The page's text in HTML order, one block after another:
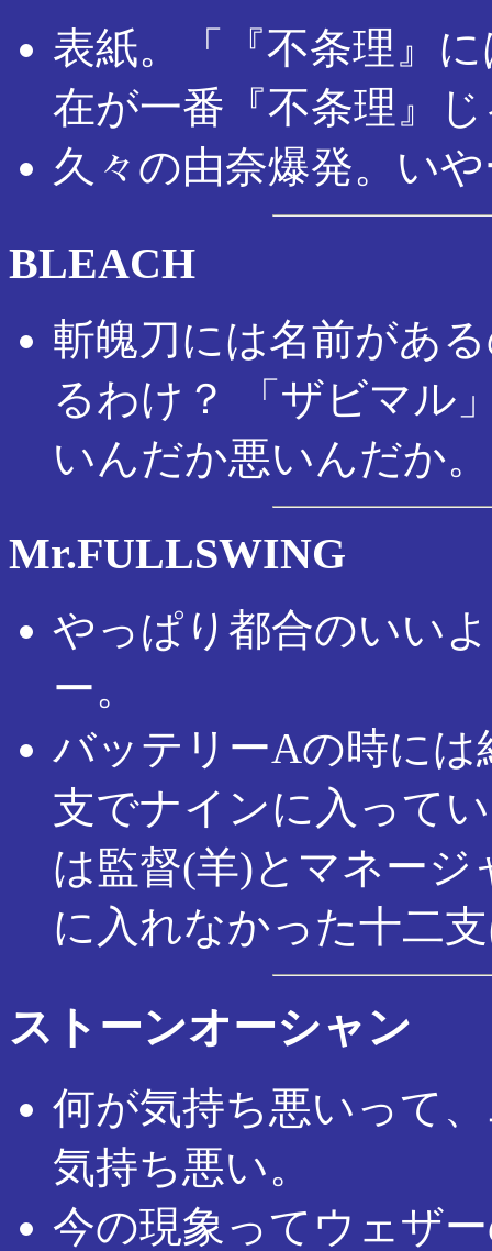
表紙。「『不条理』
在が一番『不条理』
久々の由奈爆発。い
BLEACH
斬魄刀には名前があ
るわけ？ 「ザビマル
いんだか悪いんだか。
Mr.FULLSWING
やっぱり都合のいい
ー。
バッテリーAの時には
支でナインに入って
は監督(羊)とマネー
に入れなかった十二
ストーンオーシャン
何が気持ち悪いって
気持ち悪い。
今の現象ってウェザ